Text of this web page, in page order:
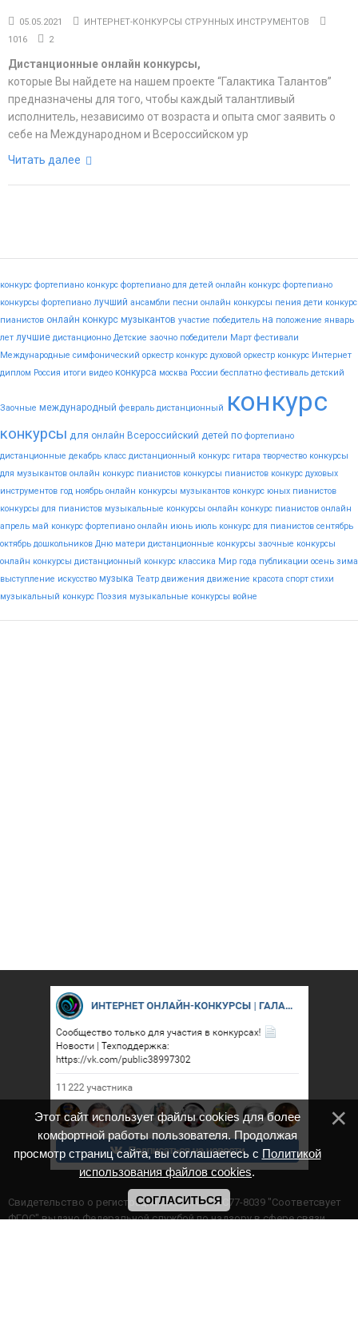
05.05.2021
ИНТЕРНЕТ-КОНКУРСЫ СТРУННЫХ ИНСТРУМЕНТОВ
1016
2
Дистанционные онлайн конкурсы,
которые Вы найдете на нашем проекте “Галактика Талантов”
предназначены для того, чтобы каждый талантливый
исполнитель, независимо от возраста и опыта смог заявить о
себе на Международном и Всероссийском ур
Читать далее
конкурс фортепиано конкурс фортепиано для детей онлайн конкурс фортепиано
конкурсы фортепиано лучший ансамбли песни онлайн конкурсы пения дети конкурс
пианистов онлайн конкурс музыкантов участие победитель на положение январь
лет лучшие дистанционно Детские заочно победители Март фестивали
Международные симфонический оркестр конкурс духовой оркестр конкурс Интернет
диплом Россия итоги видео конкурса москва России бесплатно фестиваль детский
Заочные международный февраль дистанционный конкурс
конкурсы для онлайн Всероссийский детей по фортепиано
дистанционные декабрь класс дистанционный конкурс гитара творчество конкурсы
для музыкантов онлайн конкурс пианистов конкурсы пианистов конкурс духовых
инструментов год ноябрь онлайн конкурсы музыкантов конкурс юных пианистов
конкурсы для пианистов музыкальные конкурсы онлайн конкурс пианистов онлайн
апрель май конкурс фортепиано онлайн июнь июль конкурс для пианистов сентябрь
октябрь дошкольников Дню матери дистанционные конкурсы заочные конкурсы
онлайн конкурсы дистанционный конкурс классика Мир года публикации осень зима
выступление искусство музыка Театр движения движение красота спорт стихи
музыкальный конкурс Поэзия музыкальные конкурсы войне
Cвидетельство о регистрации СМИ ИА № ФС77-8039 "Соответсвует
ФГОС" выдано Федеральной службой по надзору в сфере связи,
Этот сайт использует файлы cookies для более
комфортной работы пользователя. Продолжая
просмотр страниц сайта, вы соглашаетесь с Политикой
использования файлов cookies.
СОГЛАСИТЬСЯ